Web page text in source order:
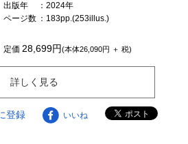
出版年
：2024年
ページ数 ：183pp.(253illus.)
定価28,699円(本体26,090円 ＋ 税)
詳しく見る
登録 いいね